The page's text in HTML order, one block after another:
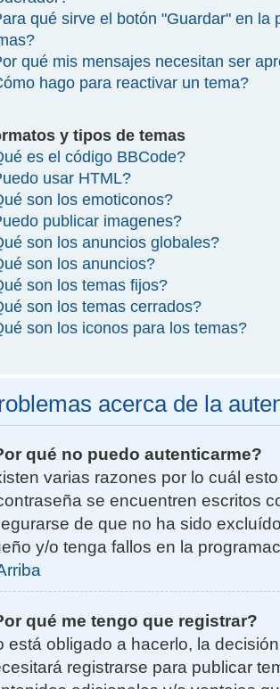
qué sirve el botón "Guardar" en la
qué mis mensajes necesitan ser
hago para reactivar un tema?
y tipos de temas
es el código BBCode?
usar HTML?
son los emoticonos?
publicar imagenes?
son los anuncios globales?
son los anuncios?
son los temas fijos?
son los temas cerrados?
son los iconos para los temas?
acerca de la
qué no puedo autenticarme?
varias razones por lo cuál
se encuentren escritos
de que no ha sido
y/o tenga fallos en la
qué me tengo que registrar?
está obligado a hacerlo, la
registrarse para publicar